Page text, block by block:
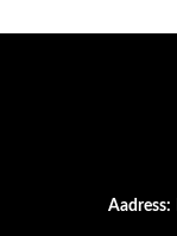
Aadress: